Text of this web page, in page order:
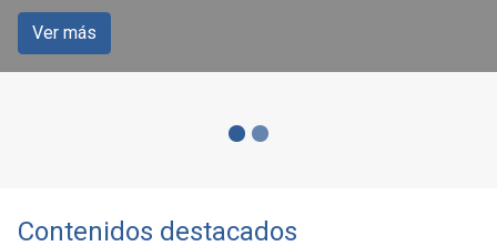
Ver más
Ver más
Contenidos destacados